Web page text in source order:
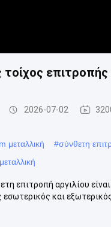
2026-07-02
μεταλλική #σύνθετη
επιτροπή αργιλίου
και